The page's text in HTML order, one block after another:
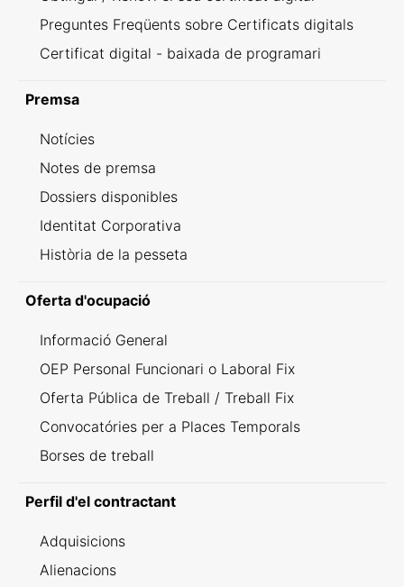
Preguntes Freqüents sobre Certificats digitals
Certificat digital - baixada de programari
Premsa
Notícies
Notes de premsa
Dossiers disponibles
Identitat Corporativa
Història de la pesseta
Oferta d'ocupació
Informació General
OEP Personal Funcionari o Laboral Fix
Oferta Pública de Treball / Treball Fix
Convocatóries per a Places Temporals
Borses de treball
Perfil d'el contractant
Adquisicions
Alienacions